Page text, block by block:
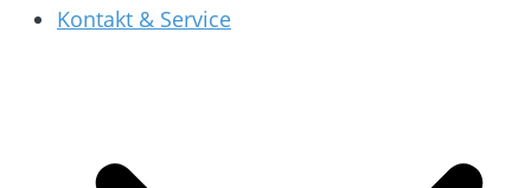
Kontakt & Service